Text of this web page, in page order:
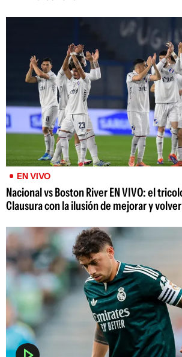
EN VIVO
Nacional vs Boston River EN VIVO: el
Clausura con la ilusión de mejorar y